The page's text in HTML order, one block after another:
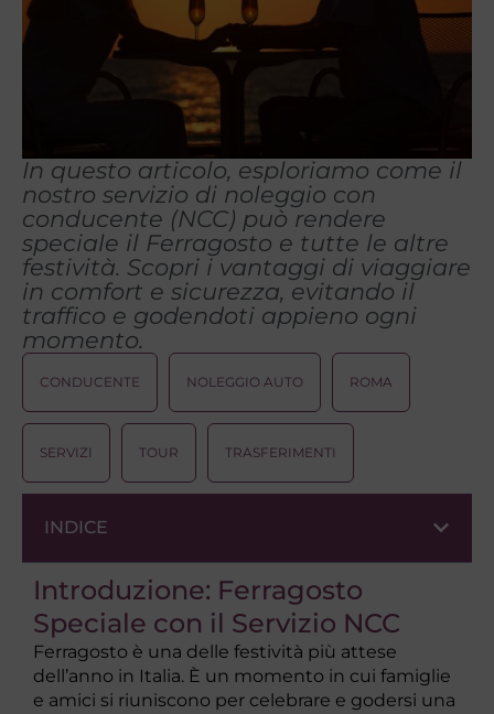
In questo articolo, esploriamo come il
nostro servizio di noleggio con
conducente (NCC) può rendere
speciale il Ferragosto e tutte le altre
festività. Scopri i vantaggi di viaggiare
in comfort e sicurezza, evitando il
traffico e godendoti appieno ogni
momento.
CONDUCENTE NOLEGGIO AUTO ROMA
SERVIZI TOUR TRASFERIMENTI
INDICE
Introduzione: Ferragosto
Speciale con il Servizio NCC
Ferragosto è una delle festività più attese
dell’anno in Italia. È un momento in cui famiglie
e amici si riuniscono per celebrare e godersi una